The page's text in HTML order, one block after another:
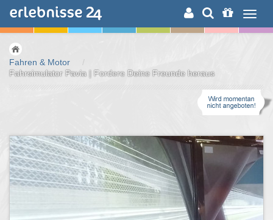
ERLEBNISSUCHE
Fahren & Motor
/
Fahrsimulator Pavia | Fordere Deine Freunde heraus